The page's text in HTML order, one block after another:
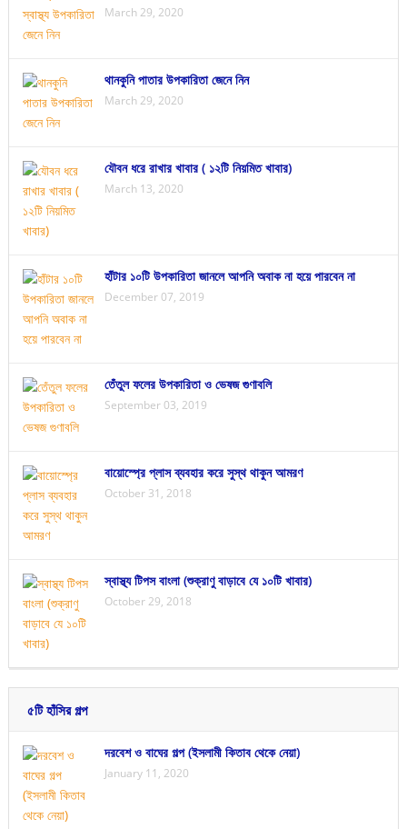
March 29, 2020
থানকুনি পাতার উপকারিতা জেনে নিন
March 29, 2020
যৌবন ধরে রাখার খাবার ( ১২টি নিয়মিত খাবার)
March 13, 2020
হাঁটার ১০টি উপকারিতা জানলে আপনি অবাক না হয়ে পারবেন না
December 07, 2019
তেঁতুল ফলের উপকারিতা ও ভেষজ গুণাবলি
September 03, 2019
বায়োস্প্রে প্লাস ব্যবহার করে সুস্থ থাকুন আমরণ
October 31, 2018
স্বাস্থ্য টিপস বাংলা (শুক্রাণু বাড়াবে যে ১০টি খাবার)
October 29, 2018
৫টি হাঁসির গল্প
দরবেশ ও বাঘের গল্প (ইসলামী কিতাব থেকে নেয়া)
January 11, 2020